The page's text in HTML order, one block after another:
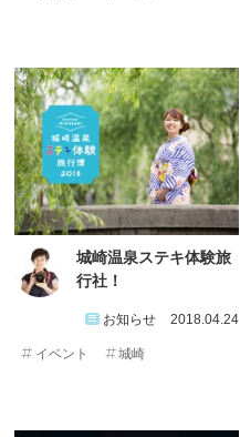
城崎温泉ステキ体験旅
行社！
お知らせ 2018.04.24
イベント 城崎